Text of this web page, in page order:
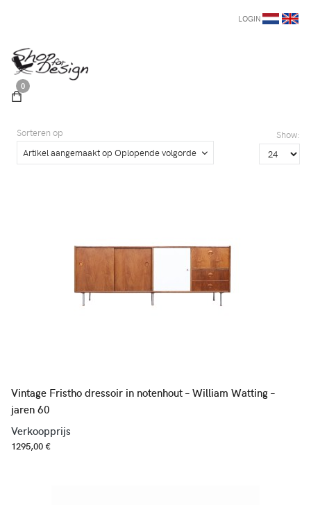
LOGIN
0
Sorteren op
Artikel aangemaakt op Oplopende volgorde
Show:
Vintage Fristho dressoir in notenhout – William Watting –
jaren 60
Verkoopprijs
1295,00 €